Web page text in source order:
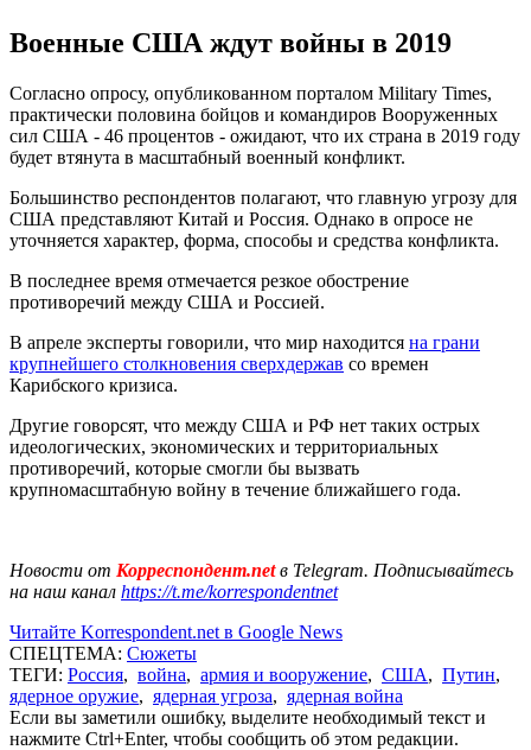
Военные США ждут войны в 2019
Согласно опросу, опубликованном порталом Military Times,
практически половина бойцов и командиров Вооруженных
сил США - 46 процентов - ожидают, что их страна в 2019 году
будет втянута в масштабный военный конфликт.
Большинство респондентов полагают, что главную угрозу для
США представляют Китай и Россия. Однако в опросе не
уточняется характер, форма, способы и средства конфликта.
В последнее время отмечается резкое обострение
противоречий между США и Россией.
В апреле эксперты говорили, что мир находится на грани
крупнейшего столкновения сверхдержав со времен
Карибского кризиса.
Другие говорсят, что между США и РФ нет таких острых
идеологических, экономических и территориальных
противоречий, которые смогли бы вызвать
крупномасштабную войну в течение ближайшего года.
Новости от Корреспондент.netв Telegram. Подписывайтесь
на наш канал https://t.me/korrespondentnet
Читайте Korrespondent.net в Google News
СПЕЦТЕМА: Сюжеты
ТЕГИ: Россия, война, армия и вооружение, США, Путин,
ядерное оружие, ядерная угроза, ядерная война
Если вы заметили ошибку, выделите необходимый текст и
нажмите Ctrl+Enter, чтобы сообщить об этом редакции.